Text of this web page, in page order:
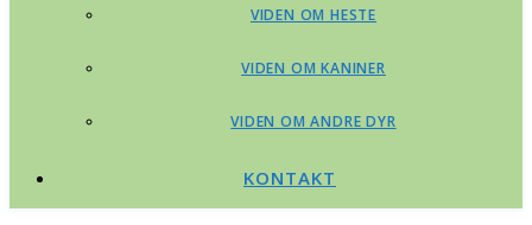
VIDEN OM HESTE
VIDEN OM KANINER
VIDEN OM ANDRE DYR
KONTAKT